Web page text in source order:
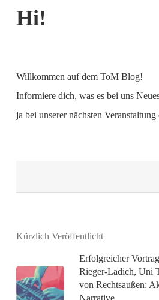
Hi!
Willkommen auf dem ToM Blog!
Informiere dich, was es bei uns
ja bei unserer nächsten Veranstaltung
Kürzlich Veröffentlicht
Erfolgreicher
Rieger-Ladich, Uni
von Rechtsaußen:
Narrative